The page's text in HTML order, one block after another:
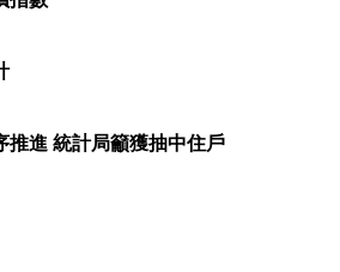
推進 統計局籲獲抽中住戶